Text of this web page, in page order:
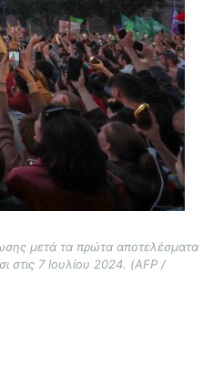
μετά τα πρώτα αποτελέσματα
στις 7 Ιουλίου 2024. (AFP /